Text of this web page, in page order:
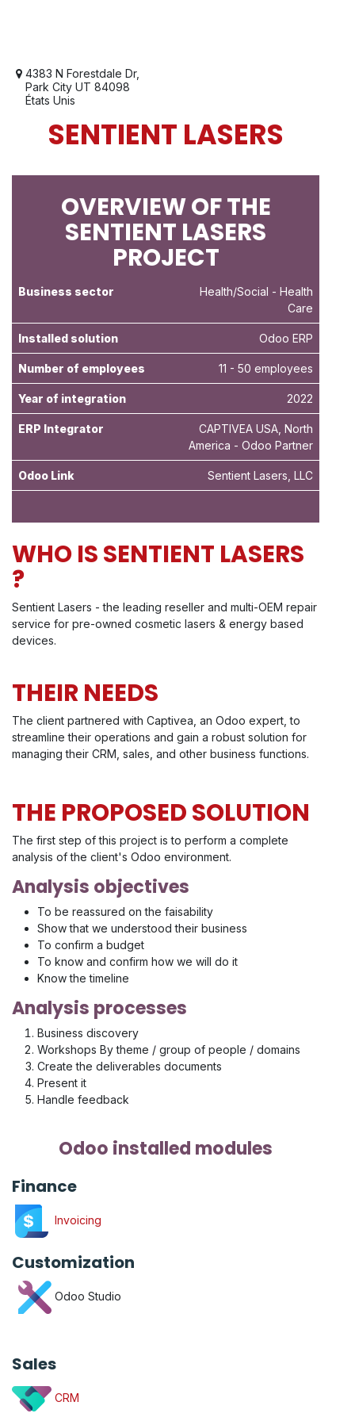
4383 N Forestdale Dr,
Park City UT 84098
États Unis
SENTIENT LASERS
OVERVIEW OF THE
SENTIENT LASERS
PROJECT
Business sector Health/Social - Health
Care
Installed solution Odoo ERP
Number of employees 11 - 50 employees
Year of integration 2022
ERP Integrator
CAPTIVEA USA, North
America - Odoo Partner
Odoo Link Sentient Lasers, LLC
WHO IS SENTIENT LASERS
?
Sentient Lasers - the leading reseller and multi-OEM repair
service for pre-owned cosmetic lasers & energy based
devices.
THEIR NEEDS
The client partnered with Captivea, an Odoo expert, to
streamline their operations and gain a robust solution for
managing their CRM, sales, and other business functions.
THE PROPOSED SOLUTION
The first step of this project is to perform a complete
analysis of the client's Odoo environment.
Analysis objectives
To be reassured on the faisability
Show that we understood their business
To confirm a budget
To know and confirm how we will do it
Know the timeline
Analysis processes
Business discovery
Workshops By theme / group of people / domains
Create the deliverables documents
Present it
Handle feedback
Odoo installed modules
Finance
Invoicing
Customization
Odoo Studio
Sales
CRM